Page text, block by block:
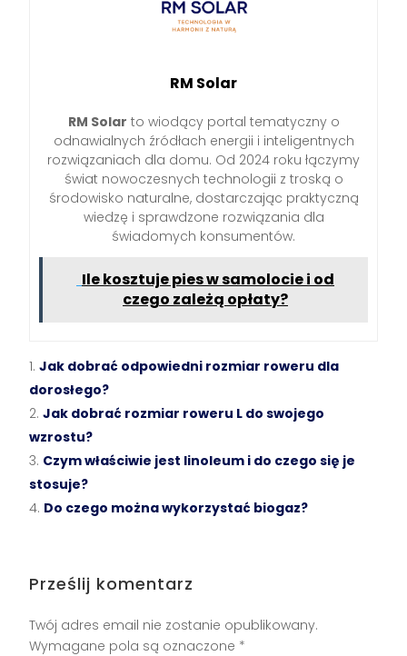
RM Solar
RM Solar to wiodący portal tematyczny o
odnawialnych źródłach energii i inteligentnych
rozwiązaniach dla domu. Od 2024 roku łączymy
świat nowoczesnych technologii z troską o
środowisko naturalne, dostarczając praktyczną
wiedzę i sprawdzone rozwiązania dla
świadomych konsumentów.
Ile kosztuje pies w samolocie i od
czego zależą opłaty?
Jak dobrać odpowiedni rozmiar roweru dla
dorosłego?
Jak dobrać rozmiar roweru L do swojego
wzrostu?
Czym właściwie jest linoleum i do czego się je
stosuje?
Do czego można wykorzystać biogaz?
Prześlij komentarz
Twój adres email nie zostanie opublikowany.
Wymagane pola są oznaczone *